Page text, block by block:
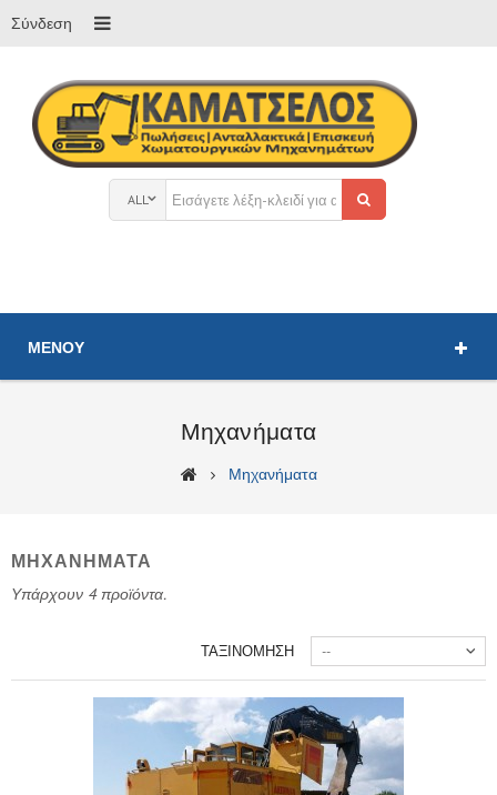
Σύνδεση
ALL
ΜΕΝΟΎ
Μηχανήματα
Μηχανήματα
ΜΗΧΑΝΉΜΑΤΑ
Υπάρχουν 4 προϊόντα.
ΤΑΞΙΝΌΜΗΣΗ --